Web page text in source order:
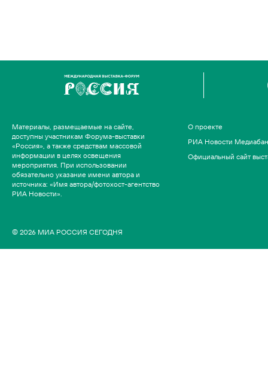
Материалы, размещаемые на сайте,
доступны участникам Форума-выставки
«Россия», а также средствам массовой
информации в целях освещения
мероприятия. При использовании
обязательно указание имени автора и
источника: «Имя автора/фотохост-агентство
РИА Новости».
О проекте
РИА Новости
Официальный сайт
© 2026 МИА РОССИЯ СЕГОДНЯ